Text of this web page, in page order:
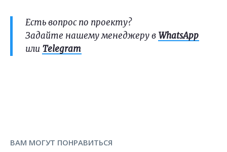
Есть вопрос по проекту?
Задайте нашему менеджеру в WhatsApp
или Telegram
ВАМ МОГУТ ПОНРАВИТЬСЯ